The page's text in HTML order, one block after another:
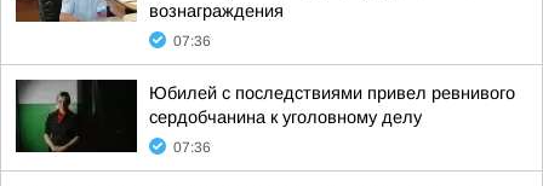
вознаграждения
07:36
Юбилей с последствиями привел ревнивого
сердобчанина к уголовному делу
07:36